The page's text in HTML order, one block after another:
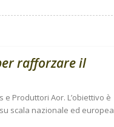
rafforzare il
Produttori Aor. L’obiettivo è
scala nazionale ed europea